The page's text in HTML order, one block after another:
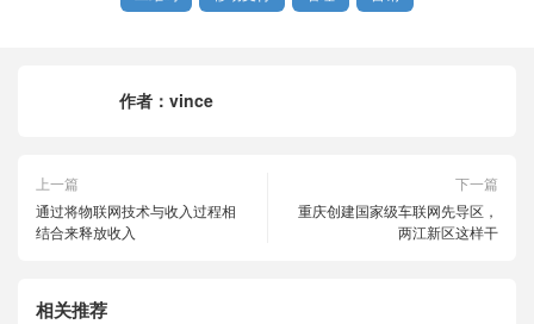
作者： vince
上一篇
通过将物联网技术与收入过程相
结合来释放收入
下一篇
重庆创建国家级车联网先导区，
两江新区这样干
相关推荐